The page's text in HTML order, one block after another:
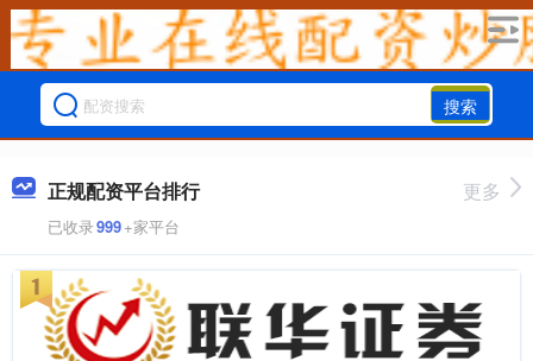
搜索
正规配资平台排行
已收录999+家平台
更多